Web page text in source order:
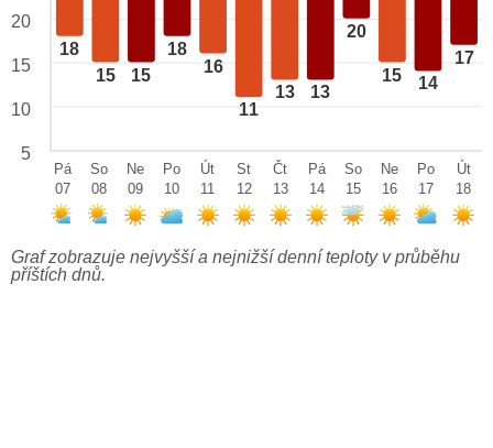
18
15 15
18
16
11
13 13
20
15 14
17
20
15
10
5
Pá
07
So
08
Ne
09
Po
10
Út
11
St
12
Čt
13
Pá
14
So
15
Ne
16
Po
17
Út
18
Graf zobrazuje nejvyšší a nejnižší denní teploty v průběhu
příštích dnů.